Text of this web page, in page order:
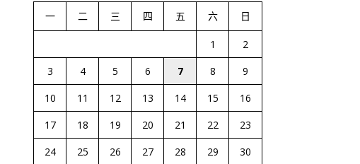
一 二 三 四 五 六 日
1
2
3
4 5 6 7 8
9
10
11 12 13 14 15
16
17
18 19 20 21 22
23
24
25 26 27 28 29
30